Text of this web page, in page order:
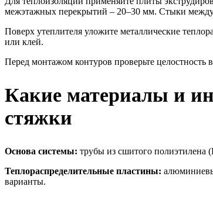
межэтажных перекрытий – 20–30 мм. Стыки
Поверх утеплителя уложите металлические
или клей.
Перед монтажом контуров проверьте целостность
Какие материалы и
стяжки
Основа системы: трубы из сшитого полиэтилена
Теплораспределительные пластины:
варианты.